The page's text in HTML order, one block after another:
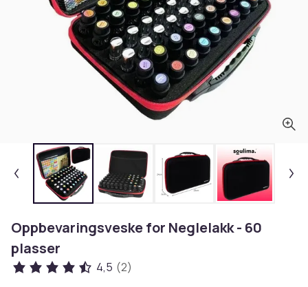
Oppbevaringsveske for Neglelakk - 60
plasser
4,5 (2)